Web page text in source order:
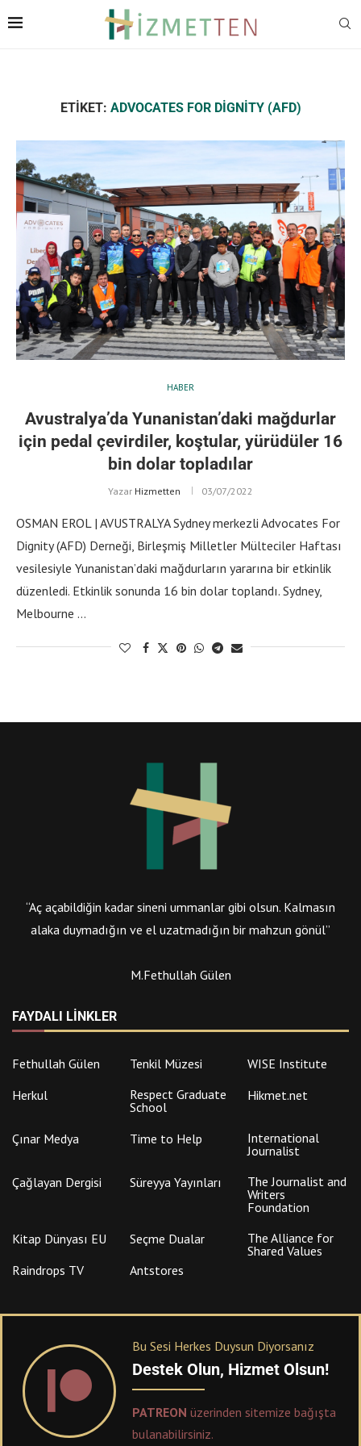
ETIKET: ADVOCATES FOR DIGNITY (AFD)
HABER
Avustralya’da Yunanistan’daki mağdurlar
için pedal çevirdiler, koştular, yürüdüler 16
bin dolar topladılar
Yazar Hizmetten 03/07/2022
OSMAN EROL | AVUSTRALYA Sydney merkezli Advocates For
Dignity (AFD) Derneği, Birleşmiş Milletler Mülteciler Haftası
vesilesiyle Yunanistan’daki mağdurların yararına bir etkinlik
düzenledi. Etkinlik sonunda 16 bin dolar toplandı. Sydney,
Melbourne …
“Aç açabildiğin kadar sineni ummanlar gibi olsun. Kalmasın
alaka duymadığın ve el uzatmadığın bir mahzun gönül”
M.Fethullah Gülen
FAYDALI LINKLER
Fethullah Gülen Tenkil Müzesi
WISE Institute
Herkul
Respect Graduate
School
Hikmet.net
Çınar Medya Time to Help
International
Journalist
Çağlayan Dergisi
Süreyya Yayınları
The Journalist and
Writers
Foundation
Kitap Dünyası EU
Seçme Dualar
The Alliance for
Shared Values
Raindrops TV
Antstores
Bu Sesi Herkes Duysun Diyorsanız
Destek Olun, Hizmet Olsun!
PATREON üzerinden sitemize bağışta
bulanabilirsiniz.